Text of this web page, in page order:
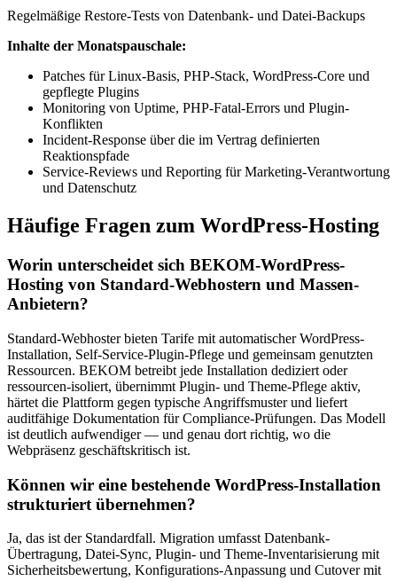
Regelmäßige Restore-Tests von Datenbank- und Datei-Backups
Inhalte der Monatspauschale:
Patches für Linux-Basis, PHP-Stack, WordPress-Core und
gepflegte Plugins
Monitoring von Uptime, PHP-Fatal-Errors und Plugin-
Konflikten
Incident-Response über die im Vertrag definierten
Reaktionspfade
Service-Reviews und Reporting für Marketing-Verantwortung
und Datenschutz
Häufige Fragen zum WordPress-Hosting
Worin unterscheidet sich BEKOM-WordPress-
Hosting von Standard-Webhostern und Massen-
Anbietern?
Standard-Webhoster bieten Tarife mit automatischer WordPress-
Installation, Self-Service-Plugin-Pflege und gemeinsam genutzten
Ressourcen. BEKOM betreibt jede Installation dediziert oder
ressourcen-isoliert, übernimmt Plugin- und Theme-Pflege aktiv,
härtet die Plattform gegen typische Angriffsmuster und liefert
auditfähige Dokumentation für Compliance-Prüfungen. Das Modell
ist deutlich aufwendiger — und genau dort richtig, wo die
Webpräsenz geschäftskritisch ist.
Können wir eine bestehende WordPress-Installation
strukturiert übernehmen?
Ja, das ist der Standardfall. Migration umfasst Datenbank-
Übertragung, Datei-Sync, Plugin- und Theme-Inventarisierung mit
Sicherheitsbewertung, Konfigurations-Anpassung und Cutover mit